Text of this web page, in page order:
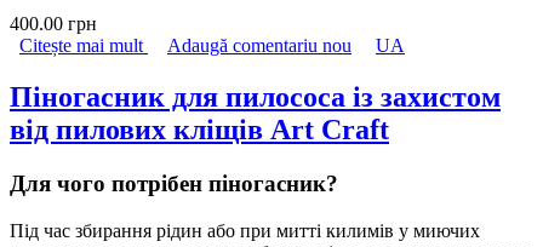
400.00 грн
Citește mai mult
despre Піногасник для пилососів Plastall із
Adaugă comentariu nou UA
Піногасник для пилососа із захистом
від пилових кліщів Art Craft
Для чого потрібен піногасник?
Під час збирання рідин або при митті килимів у миючих